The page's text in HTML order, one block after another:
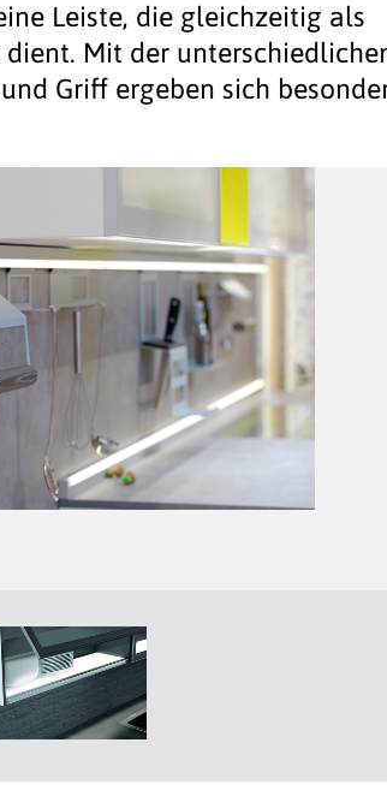
Leiste, die gleichzeitig als
Mit der
Griff ergeben sich